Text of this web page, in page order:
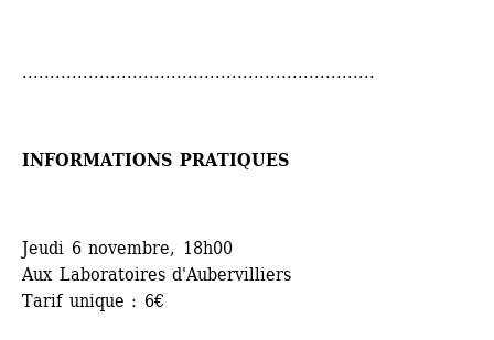
................................................................
INFORMATIONS PRATIQUES
Jeudi 6 novembre, 18h00
Aux Laboratoires d'Aubervilliers
Tarif unique : 6€